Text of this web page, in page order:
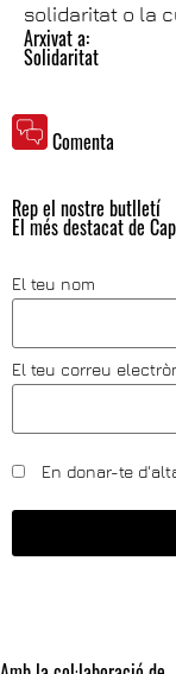
solidaritat o la
Arxivat a:
Solidaritat
Comenta
Rep el nostre butlletí
El més destacat de
El teu nom
El teu correu
En donar-te